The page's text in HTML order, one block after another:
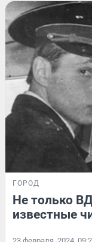
ГОРОД
Не только
известные